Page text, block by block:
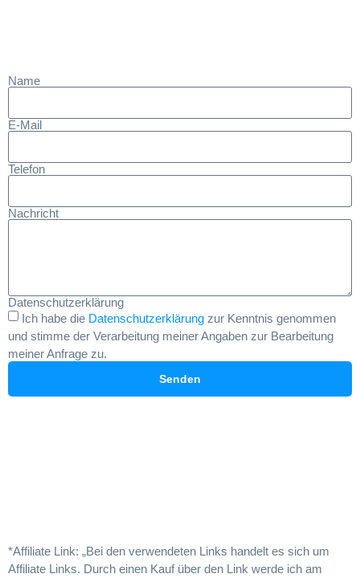
Name
E-Mail
Telefon
Nachricht
Datenschutzerklärung
Ich habe die Datenschutzerklärung zur Kenntnis genommen
und stimme der Verarbeitung meiner Angaben zur Bearbeitung
meiner Anfrage zu.
Senden
*Affiliate Link: „Bei den verwendeten Links handelt es sich um
Affiliate Links. Durch einen Kauf über den Link werde ich am